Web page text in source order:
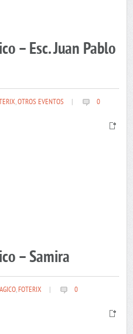
– Esc. Juan Pablo
,OTROS EVENTOS 0
– Samira
,FOTERIX 0